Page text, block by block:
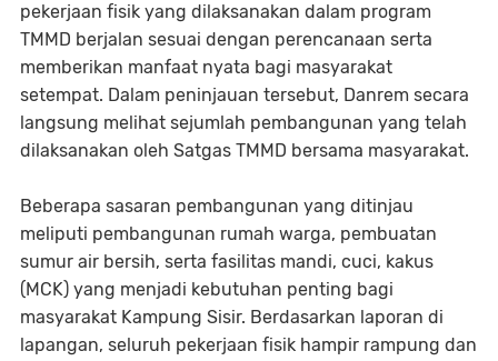
pekerjaan fisik yang dilaksanakan dalam program
TMMD berjalan sesuai dengan perencanaan serta
memberikan manfaat nyata bagi masyarakat
setempat. Dalam peninjauan tersebut, Danrem secara
langsung melihat sejumlah pembangunan yang telah
dilaksanakan oleh Satgas TMMD bersama masyarakat.
Beberapa sasaran pembangunan yang ditinjau
meliputi pembangunan rumah warga, pembuatan
sumur air bersih, serta fasilitas mandi, cuci, kakus
(MCK) yang menjadi kebutuhan penting bagi
masyarakat Kampung Sisir. Berdasarkan laporan di
lapangan, seluruh pekerjaan fisik hampir rampung dan